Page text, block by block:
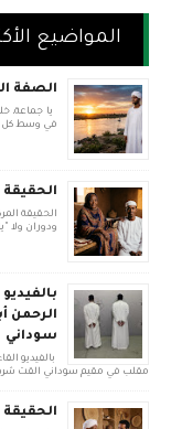
المواضيع
الصفة
يا جماعة،
في وسط كل
الحقيقة
الحقيقة
ودوران ولا
الرحمن
سوداني
بالفيديو
مقلب في مقيم سوداني القت
الحقيقة